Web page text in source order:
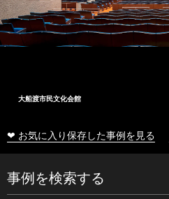
大船渡市民文化会館
❤ お気に入り保存した事例を見る
事例を検索する